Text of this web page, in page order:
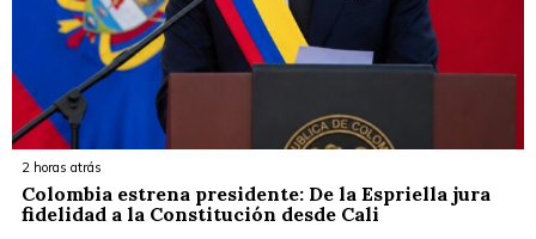
2 horas atrás
Colombia estrena presidente: De la Espriella jura
fidelidad a la Constitución desde Cali